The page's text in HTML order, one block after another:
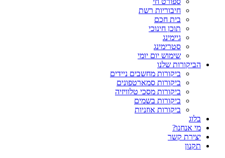
חיבוריות רשת
בית חכם
תוכן חינוכי
גיימינג
סטרימינג
שימוש יום יומי
הביקורות שלנו
ביקורות מחשבים ניידים
ביקורות סמארטפונים
ביקורות מסכי טלוויזיה
ביקורות בשמים
ביקורות אוזניות
בלוג
מי אנחנו?
יצירת קשר
תקנון